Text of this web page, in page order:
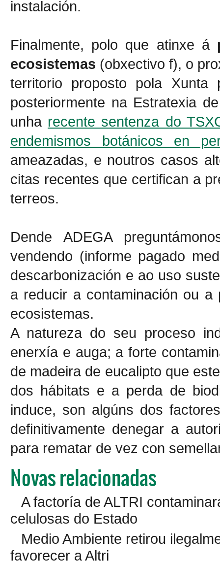
instalación.
Finalmente, polo que atinxe á
ecosistemas (obxectivo f), o
territorio proposto pola
posteriormente na Estratexia
unha recente sentenza do
endemismos botánicos en
ameazadas, e noutros casos
citas recentes que certifican a
terreos.
Dende ADEGA
vendendo (informe pagado
descarbonización e ao uso
a reducir a contaminación ou a
ecosistemas.
A natureza do seu proceso
enerxía e auga; a forte
de madeira de eucalipto que
dos hábitats e a perda de
induce, son algúns dos
definitivamente denegar a
para rematar de vez con
Novas relacionadas
A factoría de ALTRI
celulosas do Estado
Medio Ambiente retirou
favorecer a Altri